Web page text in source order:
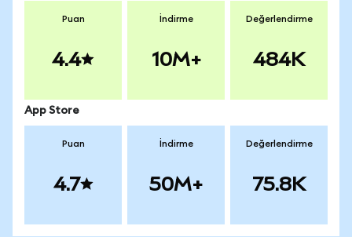
Puan
4.4
İndirme
10M+
Değerlendirme
484K
App Store
Puan
4.7
İndirme
50M+
Değerlendirme
75.8K